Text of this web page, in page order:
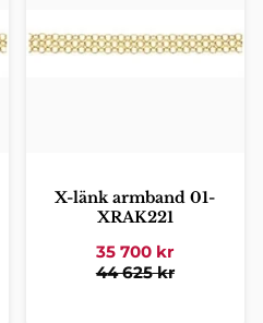
X-länk armband 01-
XRAK221
35 700 kr
44 625kr